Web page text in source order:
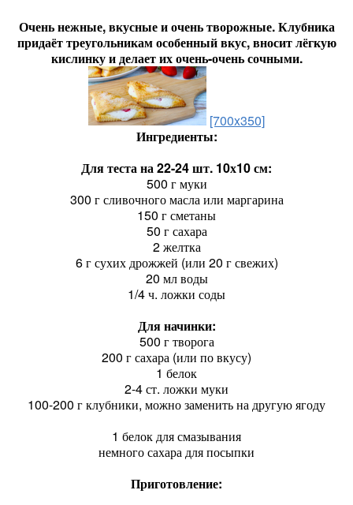
Очень нежные, вкусные и очень творожные. Клубника
придаёт треугольникам особенный вкус, вносит лёгкую
кислинку и делает их очень-очень сочными.
[700x350]
Ингредиенты:
Для теста на 22-24 шт. 10х10 см:
500 г муки
300 г сливочного масла или маргарина
150 г сметаны
50 г сахара
2 желтка
6 г сухих дрожжей (или 20 г свежих)
20 мл воды
1/4 ч. ложки соды
Для начинки:
500 г творога
200 г сахара (или по вкусу)
1 белок
2-4 ст. ложки муки
100-200 г клубники, можно заменить на другую ягоду
1 белок для смазывания
немного сахара для посыпки
Приготовление: